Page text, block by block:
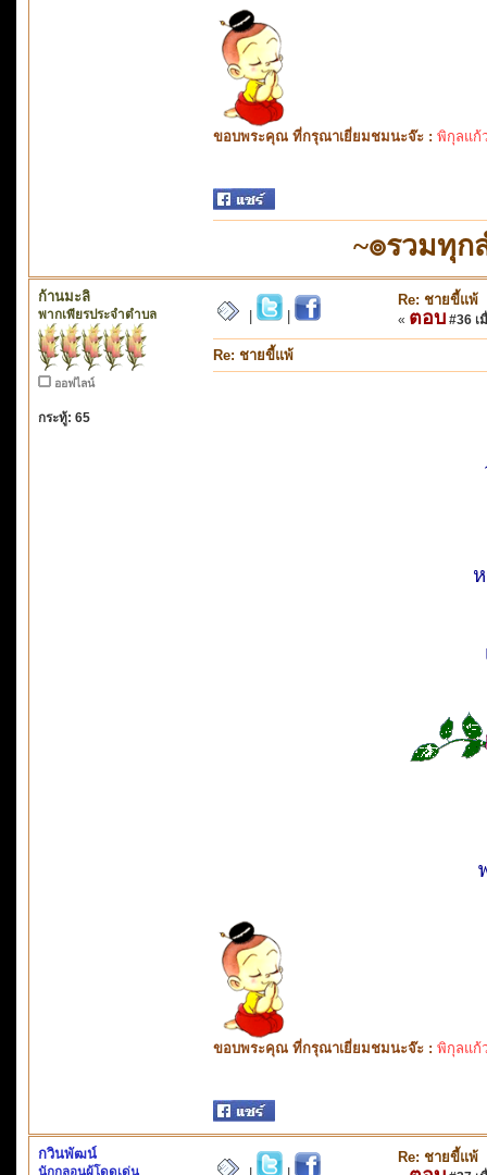
ขอบพระคุณ ที่กรุณาเยี่ยมชมนะจ๊ะ : พิกุลแก้
~๏รวมทุ
ก้านมะลิ
พากเพียรประจำตำบล
ออฟไลน์
กระทู้: 65
Re: ชายขี้แพ้
« ตอบ #36 เ
Re: ชายขี้แพ้
ขอบพระคุณ ที่กรุณาเยี่ยมชมนะจ๊ะ : พิกุลแก้
กวินพัฒน์
นักกลอนผู้โดดเด่น
Re: ชายขี้แพ้